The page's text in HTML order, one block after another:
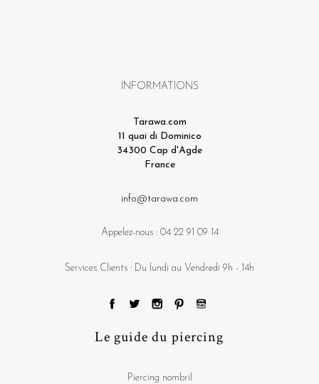
INFORMATIONS
Tarawa.com
11 quai di Dominico
34300 Cap d'Agde
France
info@tarawa.com
Appelez-nous : 04 22 91 09 14
Services Clients : Du lundi au Vendredi 9h - 14h
Le guide du piercing
Piercing nombril